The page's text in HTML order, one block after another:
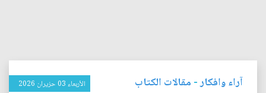
آراء وافكار- مقالات الكتاب الأربعاء 03 حزيران 2026